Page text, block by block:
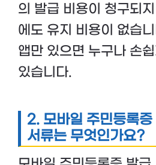
의 발급 비용이 청구되
에도 유지 비용이 없습
앱만 있으면 누구나 손
있습니다.
2. 모바일 주민등록
서류는 무엇인가요?